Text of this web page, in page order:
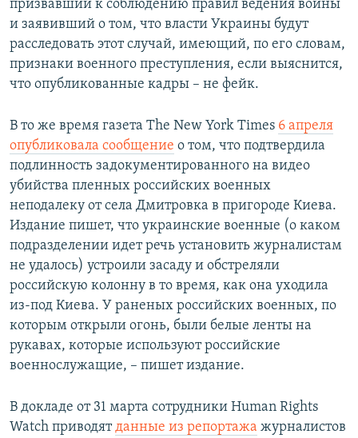
призвавший к соблюдению правил ведения войны
и заявивший о том, что власти Украины будут
расследовать этот случай, имеющий, по его словам,
признаки военного преступления, если выяснится,
что опубликованные кадры – не фейк.
В то же время газета The New York Times 6 апреля
опубликовала сообщение о том, что подтвердила
подлинность задокументированного на видео
убийства пленных российских военных
неподалеку от села Дмитровка в пригороде Киева.
Издание пишет, что украинские военные (о каком
подразделении идет речь установить журналистам
не удалось) устроили засаду и обстреляли
российскую колонну в то время, как она уходила
из-под Киева. У раненых российских военных, по
которым открыли огонь, были белые ленты на
рукавах, которые используют российские
военнослужащие, – пишет издание.
В докладе от 31 марта сотрудники Human Rights
Watch приводятданные из репортажа журналистов